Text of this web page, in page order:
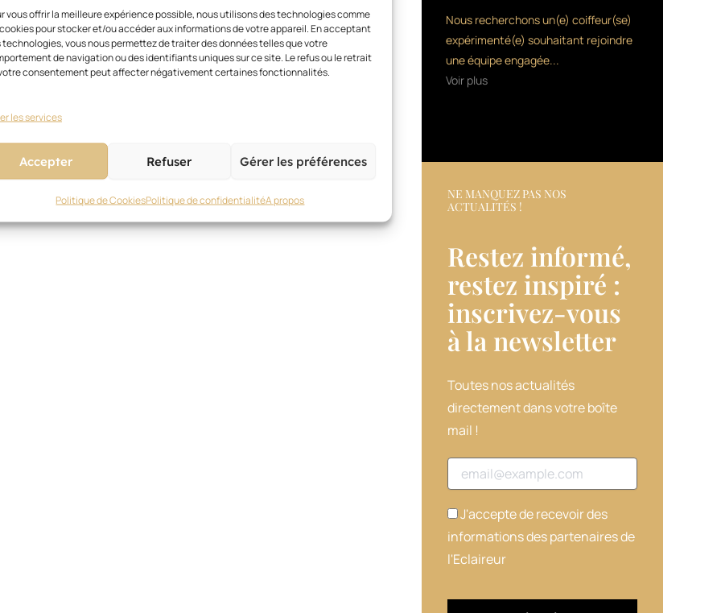
vous offrir la meilleure expérience possible, nous utilisons des technologies comme
pour stocker et/ou accéder aux informations de votre appareil. En acceptant
technologies, vous nous permettez de traiter des données telles que votre
de navigation ou des identifiants uniques sur ce site. Le refus ou le retrait
consentement peut affecter négativement certaines fonctionnalités.
les services
Accepter Refuser Gérer les préférences
Politique de CookiesPolitique de confidentialitéA propos
Nous recherchons un(e) coiffeur(se)
expérimenté(e) souhaitant rejoindre
une équipe engagée...
Voir plus
NE MANQUEZ PAS NOS
ACTUALITÉS !
Restez informé,
restez inspiré :
inscrivez-vous
à la newsletter​
Toutes nos actualités
directement dans votre boîte
mail !
Adresse email
J'accepte de recevoir des
informations des partenaires de
l'Eclaireur